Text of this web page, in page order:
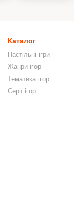
Каталог
Настільні ігри
Жанри ігор
Тематика ігор
Серії ігор